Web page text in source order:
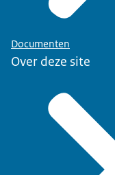
Documenten
Over deze site